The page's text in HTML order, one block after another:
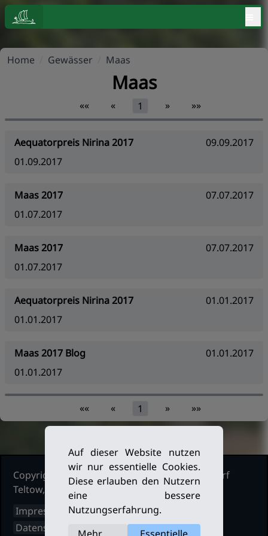
Home Gewässer Maas
Maas
«« « 1 » »»
Aequatorpreis Nirina 2017
09.09.2017
01.09.2017
Maas 2017
07.07.2017
01.07.2017
Maas 2017
07.07.2017
01.07.2017
Aequatorpreis Nirina 2017
01.01.2017
01.01.2017
Maas 2017 Blog
01.01.2017
01.01.2017
«« « 1 » »»
Copyright Ruderclub Kleinmachnow Stahnsdorf
Teltow, 2026. Alle Rechte vorbehalten.
Impressum
Datenschutz
Auf dieser Website nutzen
wir nur essentielle Cookies.
Diese erlauben den Nutzern
eine bessere
Nutzungserfahrung.